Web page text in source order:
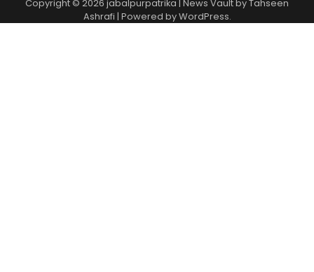
Copyright © 2026 jabalpurpatrika | News Vault byTahseen
Ashrafi | Powered byWordPress.